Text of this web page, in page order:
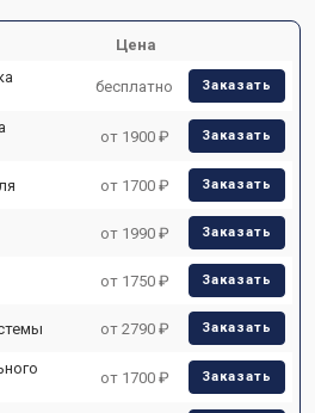
Цена
бесплатно Заказать
от 1900 ₽ Заказать
от 1700 ₽ Заказать
от 1990 ₽ Заказать
от 1750 ₽ Заказать
от 2790 ₽ Заказать
от 1700 ₽ Заказать